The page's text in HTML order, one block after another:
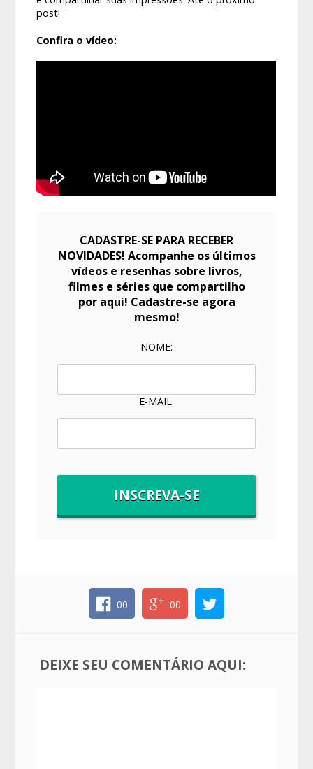
post!
Confira o vídeo:
CADASTRE-SE PARA RECEBER
NOVIDADES! Acompanhe os últimos
vídeos e resenhas sobre livros,
filmes e séries que compartilho
por aqui! Cadastre-se agora
mesmo!
NOME:
E-MAIL:
00 00
DEIXE SEU COMENTÁRIO AQUI: